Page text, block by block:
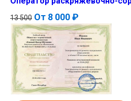
13 500 От 8 000 ₽